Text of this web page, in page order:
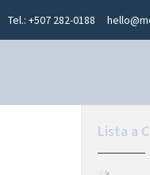
Tel.: +507 282-0188
Lista a